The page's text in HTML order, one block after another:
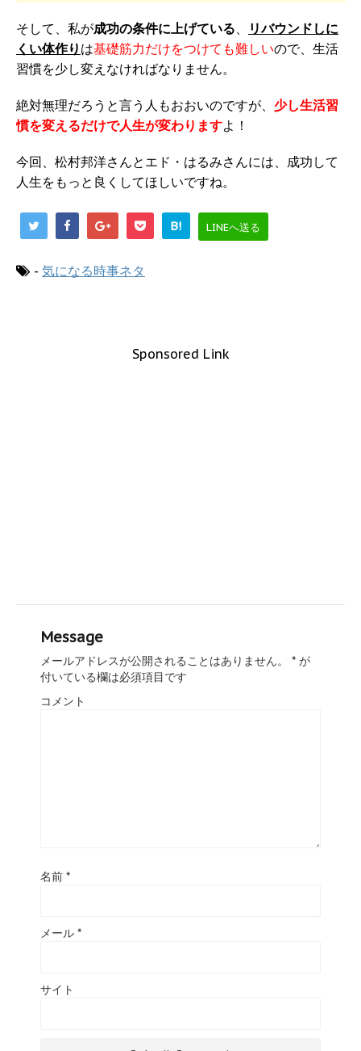
そして、私が成功の条件に上げている、
リバウンドしに
くい体作り は基礎筋力だけをつけても難しいので、生活
習慣を少し変えなければなりません。
絶対無理だろうと言う人もおおいのですが、 少し生活習
慣を変えるだけで人生が変わりますよ！
今回、松村邦洋さんとエド・はるみさんには、成功して
人生をもっと良くしてほしいですね。
B! LINEへ送る
- 気になる時事ネタ
Sponsored Link
Message
メールアドレスが公開されることはありません。 * が
付いている欄は必須項目です
コメント
名前 *
メール *
サイト